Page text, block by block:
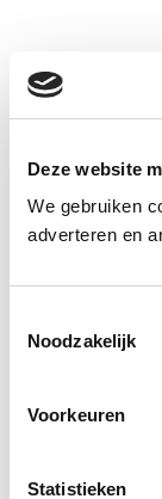
Deze website
We gebruiken
adverteren en
Noodzakelijk
Voorkeuren
Statistieken